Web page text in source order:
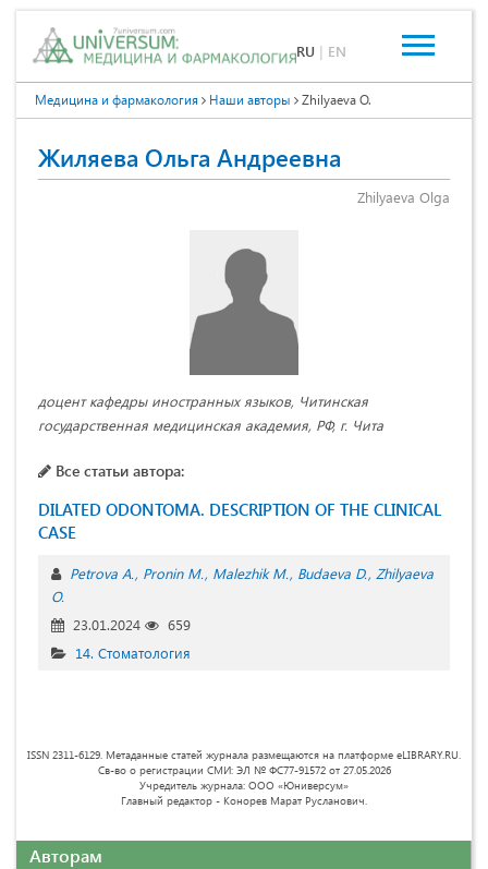
RU | EN
Медицина и фармакология Наши авторы Zhilyaeva O.
Жиляева Ольга Андреевна
Zhilyaeva Olga
доцент кафедры иностранных языков, Читинская
государственная медицинская академия, РФ, г. Чита
Все статьи автора:
DILATED ODONTOMA. DESCRIPTION OF THE CLINICAL
CASE
Petrova A. Pronin M. Malezhik M. Budaeva D. Zhilyaeva
O.
23.01.2024
659
14. Стоматология
ISSN 2311-6129. Метаданные статей журнала размещаются на платформе eLIBRARY.RU.
Св-во о регистрации СМИ: ЭЛ № ФС77-91572 от 27.05.2026
Учредитель журнала: ООО «Юниверсум»
Главный редактор - Конорев Марат Русланович.
Авторам